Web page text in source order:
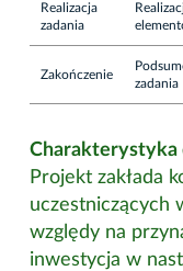
Realizacja
zadania
Zakończenie
zadania
Charakterystyka
Projekt zakłada
uczestniczących
względy na
inwestycja w